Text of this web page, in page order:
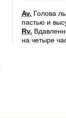
Av. Голова
пастью и
Rv.
на четыре